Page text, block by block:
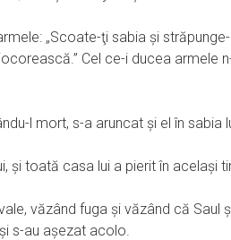
„Scoate-ţi sabia şi
Cel ce-i ducea armele
l mort, s-a aruncat şi el în sabia
şi toată casa lui a pierit în acelaşi
văzând fuga şi văzând că Saul
s-au aşezat acolo.